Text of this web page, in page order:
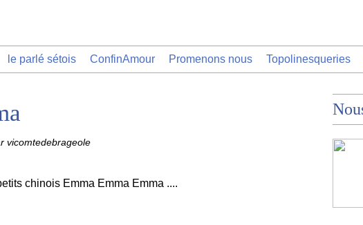
le parlé sétois ConfinAmour Promenons nous Topolinesqueries
vicomtedebrageole
chinois Emma Emma Emma ....